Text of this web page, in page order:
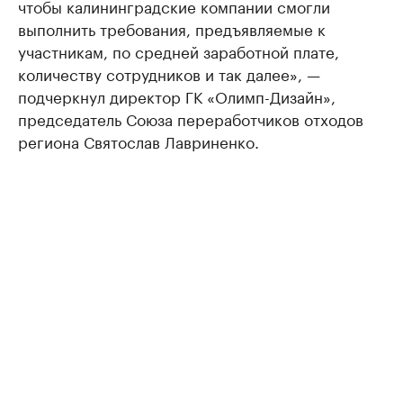
чтобы калининградские компании смогли
выполнить требования, предъявляемые к
участникам, по средней заработной плате,
количеству сотрудников и так далее», —
подчеркнул директор ГК «Олимп-Дизайн»,
председатель Союза переработчиков отходов
региона Святослав Лавриненко.